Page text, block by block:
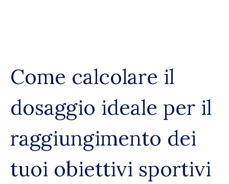
Come calcolare il
dosaggio ideale per il
raggiungimento dei
tuoi obiettivi sportivi